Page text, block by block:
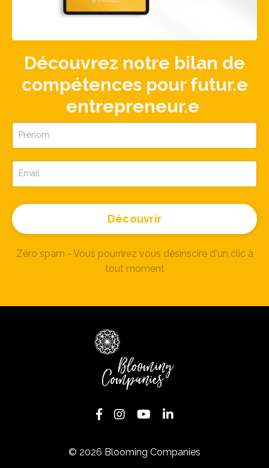
Découvrez notre bilan de
compétences pour futur.e
entrepreneur.e
Découvrir
Zéro spam - Vous pourrirez vous désinscire d'un clic à
tout moment
© 2026 Blooming Companies